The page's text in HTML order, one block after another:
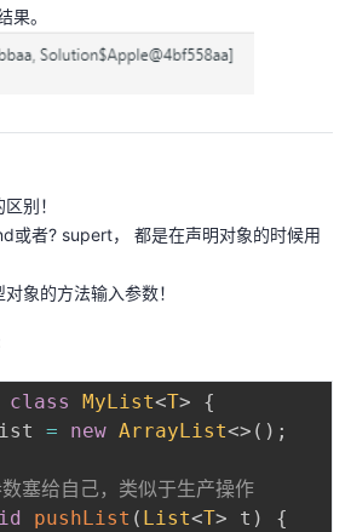
果。
别！
或者? supert， 都是在声明对象的时候用
象的方法输入参数！
class MyList<T>
{
= new ArrayList<> ( ) ;
塞给自己，类似于生产操作
pushList ( List<T> t )
{